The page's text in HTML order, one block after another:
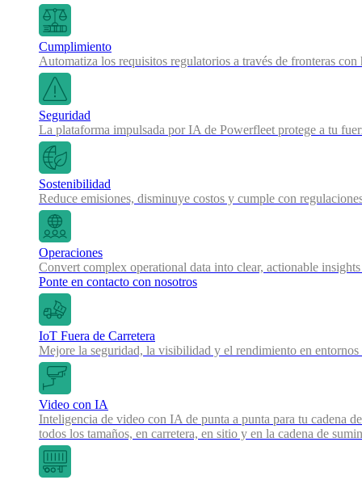
Cumplimiento
Automatiza los requisitos regulatorios a través de fronteras
Seguridad
La plataforma impulsada por IA de Powerfleet protege a tu
Sostenibilidad
Reduce emisiones, disminuye costos y cumple con
Operaciones
Convert complex operational data into clear, actionable
Ponte en contacto con nosotros
IoT Fuera de Carretera
Mejore la seguridad, la visibilidad y el rendimiento en
Video con IA
Inteligencia de video con IA de punta a punta para tu cadena
todos los tamaños, en carretera, en sitio y en la cadena de